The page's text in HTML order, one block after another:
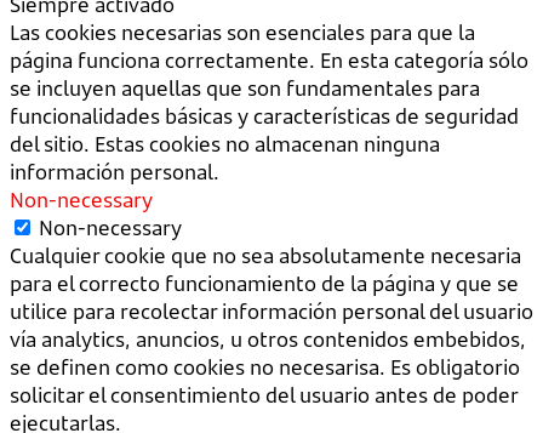
Las cookies necesarias son esenciales para que la
página funciona correctamente. En esta categoría sólo
se incluyen aquellas que son fundamentales para
funcionalidades básicas y características de seguridad
del sitio. Estas cookies no almacenan ninguna
información personal.
Non-necessary
Non-necessary
Cualquier cookie que no sea absolutamente necesaria
para el correcto funcionamiento de la página y que se
utilice para recolectar información personal del usuario
vía analytics, anuncios, u otros contenidos embebidos,
se definen como cookies no necesarisa. Es obligatorio
solicitar el consentimiento del usuario antes de poder
ejecutarlas.